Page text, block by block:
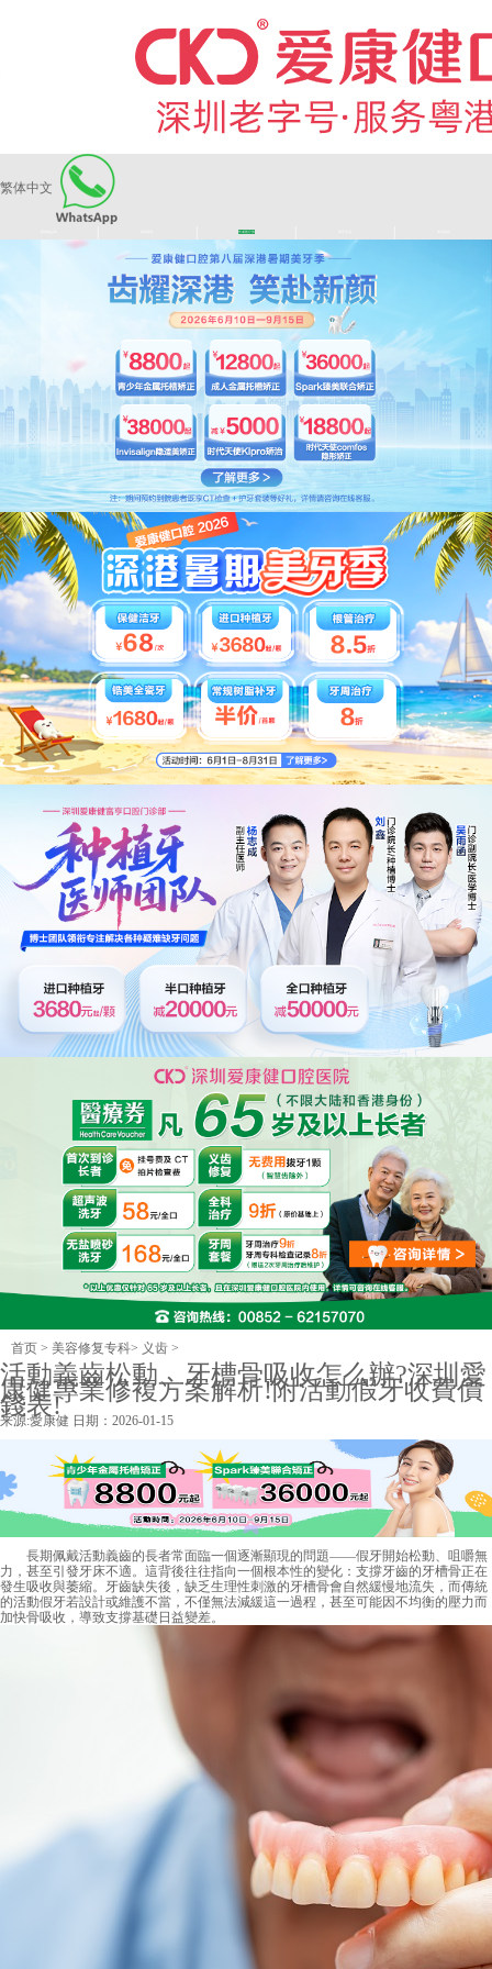
繁体中文
长者医疗券
首页 > 美容修复专科> 义齿 >
活動義齒松動、牙槽骨吸收怎么辦?深圳愛
康健專業修複方案解析!附活動假牙收費價
錢表!
来源:愛康健 日期：2026-01-15
長期佩戴活動義齒的長者常面臨一個逐漸顯現的問題——假牙開始松動、咀嚼無
力，甚至引發牙床不適。這背後往往指向一個根本性的變化：支撐牙齒的牙槽骨正在
發生吸收與萎縮。牙齒缺失後，缺乏生理性刺激的牙槽骨會自然緩慢地流失，而傳統
的活動假牙若設計或維護不當，不僅無法減緩這一過程，甚至可能因不均衡的壓力而
加快骨吸收，導致支撐基礎日益變差。